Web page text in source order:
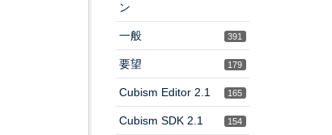
ン
391
一般
179
要望
165
Cubism Editor 2.1
154
Cubism SDK 2.1